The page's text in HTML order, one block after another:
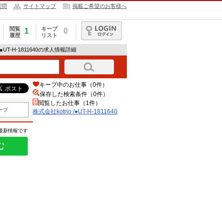
問 サイトマップ 掲載ご希望のお客様へ
閲覧
履歴
1
キープ
リスト
0
ログイン
H-1811640の求人情報詳細
プ
新情報です
キープ中のお仕事（0件）
保存した検索条件（0件）
閲覧したお仕事（1件）
株式会社kotrio /●UT-H-1811640